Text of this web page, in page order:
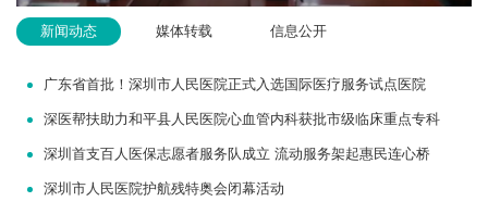
新闻动态 媒体转载 信息公开
广东省首批！深圳市人民医院正式入选国际医疗服务试点医院
深医帮扶助力和平县人民医院心血管内科获批市级临床重点专科
深圳首支百人医保志愿者服务队成立 流动服务架起惠民连心桥
深圳市人民医院护航残特奥会闭幕活动